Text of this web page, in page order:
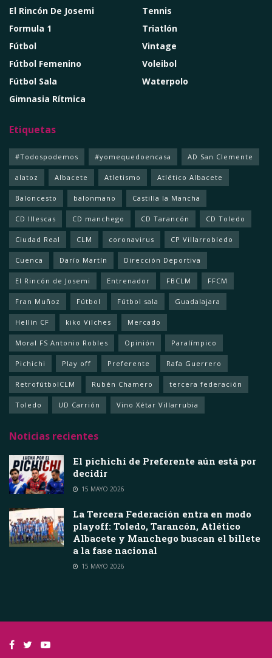
El Rincón De Josemi
Formula 1
Fútbol
Fútbol Femenino
Fútbol Sala
Gimnasia Rítmica
Tennis
Triatlón
Vintage
Voleibol
Waterpolo
Etiquetas
#Todospodemos #yomequedoencasa AD San Clemente
alatoz Albacete Atletismo Atlético Albacete
Baloncesto balonmano Castilla la Mancha
CD Illescas CD manchego CD Tarancón CD Toledo
Ciudad Real CLM coronavirus CP Villarrobledo
Cuenca Darío Martín Dirección Deportiva
El Rincón de Josemi Entrenador FBCLM FFCM
Fran Muñoz Fútbol Fútbol sala Guadalajara
Hellín CF kiko Vilches Mercado
Moral FS Antonio Robles Opinión Paralímpico
Pichichi Play off Preferente Rafa Guerrero
RetrofútbolCLM Rubén Chamero tercera federación
Toledo UD Carrión Vino Xétar Villarrubia
Noticias recientes
El pichichi de Preferente aún está por
decidir
15 MAYO 2026
La Tercera Federación entra en modo
playoff: Toledo, Tarancón, Atlético
Albacete y Manchego buscan el billete
a la fase nacional
15 MAYO 2026